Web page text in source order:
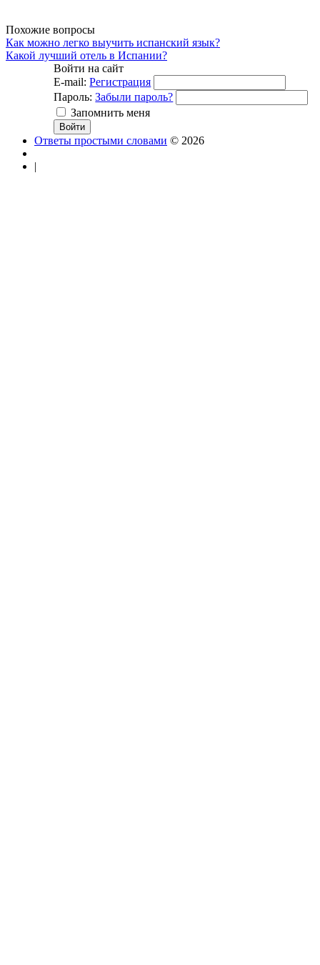
Похожие вопросы
Как можно легко выучить испанский язык?
Какой лучший отель в Испании?
Войти на сайт
E-mail: Регистрация
Пароль: Забыли пароль?
Запомнить меня
Ответы простыми словами © 2026
|